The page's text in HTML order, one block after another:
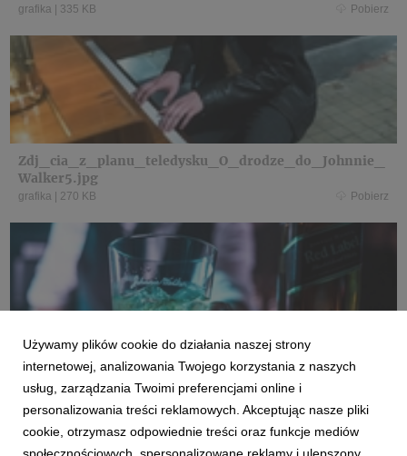
grafika 335 KB Pobierz
Zdj_cia_z_planu_teledysku_O_drodze_do_Johnnie_
Walker5.jpg
grafika 270 KB Pobierz
Zdj_cia_z_planu_teledysku_O_drodze_do_Johnnie_
Walker6.jpg
grafika| 287 KB
Używamy plików cookie do działania naszej strony
internetowej, analizowania Twojego korzystania z naszych
usług, zarządzania Twoimi preferencjami online i
personalizowania treści reklamowych. Akceptując nasze pliki
cookie, otrzymasz odpowiednie treści oraz funkcje mediów